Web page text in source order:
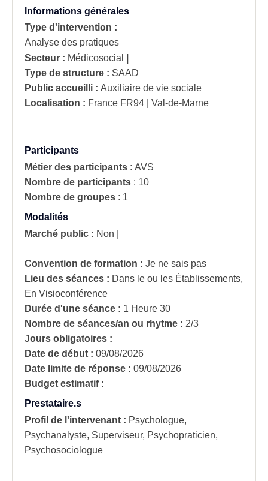
Informations générales
Type d'intervention :
Analyse des pratiques
Secteur : Médicosocial
Type de structure : SAAD
Public accueilli : Auxiliaire de vie sociale
Localisation : France FR94 | Val-de-Marne
Participants
Métier des participants : AVS
Nombre de participants : 10
Nombre de groupes : 1
Modalités
Marché public : Non
Convention de formation : Je ne sais pas
Lieu des séances : Dans le ou les Établissements,
En Visioconférence
Durée d'une séance : 1 Heure 30
Nombre de séances/an ou rhytme : 2/3
Jours obligatoires :
Date de début : 09/08/2026
Date limite de réponse : 09/08/2026
Budget estimatif :
Prestataire.s
Profil de l'intervenant : Psychologue,
Psychanalyste, Superviseur, Psychopraticien,
Psychosociologue